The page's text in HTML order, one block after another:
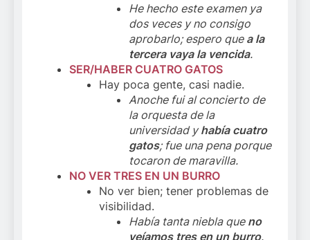
He hecho este examen ya
dos veces y no consigo
aprobarlo; espero que a la
tercera vaya la vencida.
SER/HABER CUATRO GATOS
Hay poca gente, casi nadie.
Anoche fui al concierto de
la orquesta de la
universidad yhabía cuatro
gatos; fue una pena porque
tocaron de maravilla.
NO VER TRES EN UN BURRO
No ver bien; tener problemas de
visibilidad.
Había tanta niebla que no
veíamos tres en un burro.